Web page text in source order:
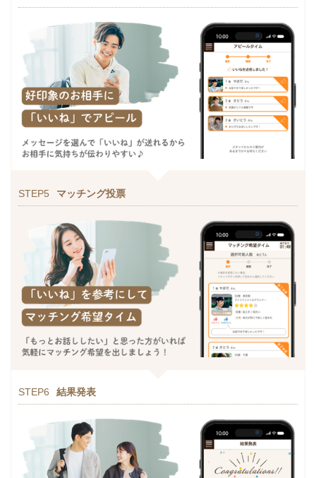
STEP5 マッチング投票
STEP6 結果発表